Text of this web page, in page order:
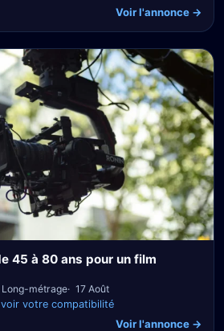
Voir l'annonce →
45 à 80 ans pour un film
Long-métrage
17 Août
votre compatibilité
Voir l'annonce →